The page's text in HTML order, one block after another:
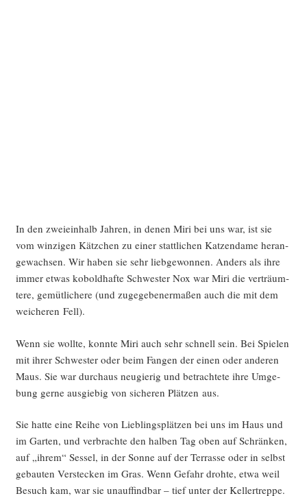
In den zwei­ein­halb Jah­ren, in denen Miri bei uns war, ist sie
vom win­zi­gen Kätz­chen zu einer statt­li­chen Kat­zen­da­me her­an­
ge­wach­sen. Wir haben sie sehr lieb­ge­won­nen. Anders als ihre
immer etwas kobold­haf­te Schwes­ter Nox war Miri die ver­träum­
te­re, gemüt­li­che­re (und zuge­ge­be­ner­ma­ßen auch die mit dem
wei­che­ren Fell).
Wenn sie woll­te, konn­te Miri auch sehr schnell sein. Bei Spie­len
mit ihrer Schwes­ter oder beim Fan­gen der einen oder ande­ren
Maus. Sie war durch­aus neu­gie­rig und betrach­te­te ihre Umge­
bung ger­ne aus­gie­big von siche­ren Plät­zen aus.
Sie hat­te eine Rei­he von Lieb­lings­plät­zen bei uns im Haus und
im Gar­ten, und ver­brach­te den hal­ben Tag oben auf Schrän­ken,
auf „ihrem“ Ses­sel, in der Son­ne auf der Ter­ras­se oder in selbst
gebau­ten Ver­ste­cken im Gras. Wenn Gefahr droh­te, etwa weil
Besuch kam, war sie unauf­find­bar – tief unter der Kellertreppe.